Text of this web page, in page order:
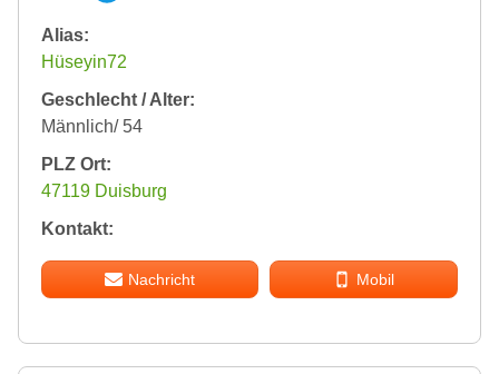
Alias:
Hüseyin72
Geschlecht / Alter:
Männlich/ 54
PLZ Ort:
47119 Duisburg
Kontakt:
Nachricht Mobil